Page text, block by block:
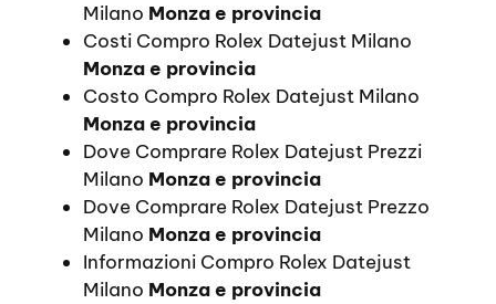
Milano Monza e provincia
Costi Compro Rolex Datejust Milano
Monza e provincia
Costo Compro Rolex Datejust Milano
Monza e provincia
Dove Comprare Rolex Datejust Prezzi
Milano Monza e provincia
Dove Comprare Rolex Datejust Prezzo
Milano Monza e provincia
Informazioni Compro Rolex Datejust
Milano Monza e provincia